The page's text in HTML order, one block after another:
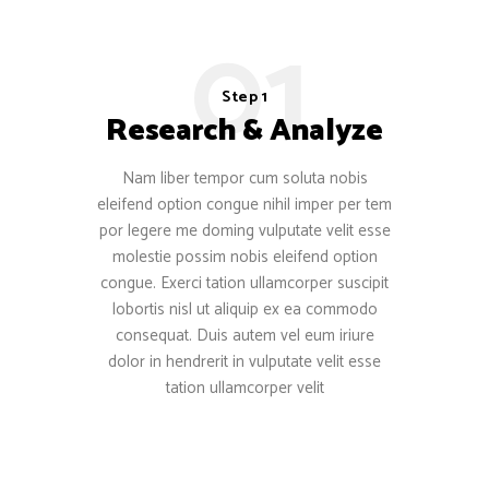
01
Step 1
Research & Analyze
Nam liber tempor cum soluta nobis
eleifend option congue nihil imper per tem
por legere me doming vulputate velit esse
molestie possim nobis eleifend option
congue. Exerci tation ullamcorper suscipit
lobortis nisl ut aliquip ex ea commodo
consequat. Duis autem vel eum iriure
dolor in hendrerit in vulputate velit esse
tation ullamcorper velit